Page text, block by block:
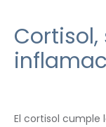
Cortisol,
El cortisol cumple